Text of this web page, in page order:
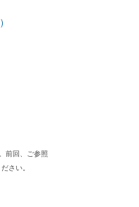
前回、ご参照
さい。